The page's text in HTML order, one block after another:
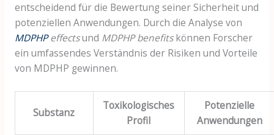
entscheidend für die Bewertung seiner Sicherheit und
potenziellen Anwendungen. Durch die Analyse von
MDPHPeffectsund MDPHP benefitskönnen Forscher
ein umfassendes Verständnis der Risiken und Vorteile
von MDPHP gewinnen.
Substanz
Toxikologisches
Profil
Potenzielle
Anwendungen